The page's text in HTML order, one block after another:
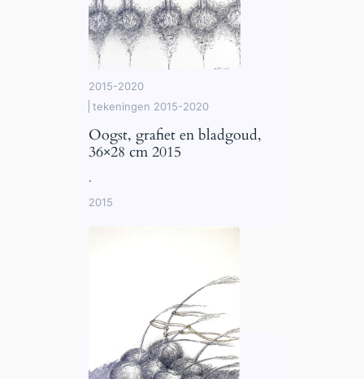
2015-2020
tekeningen 2015-2020
Oogst, grafiet en bladgoud,
36×28 cm 2015
.
2015